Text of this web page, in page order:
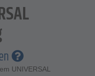
UNIVERSAL